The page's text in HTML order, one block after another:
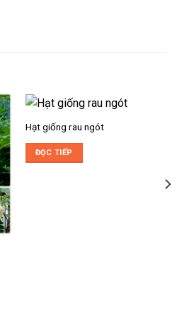
Hạt giống rau ngót
ĐỌC TIẾP